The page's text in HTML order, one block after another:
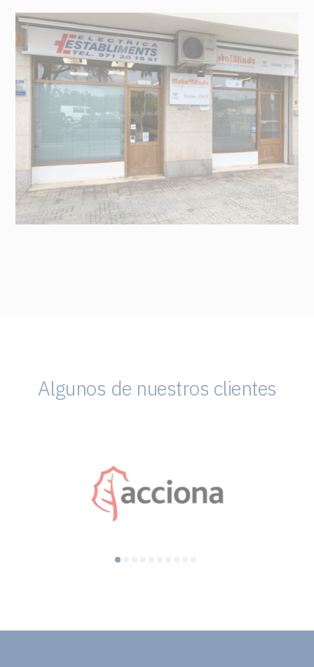
Algunos de nuestros clientes